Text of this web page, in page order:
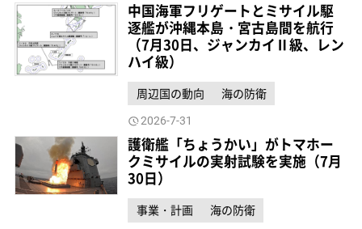
中国海軍フリゲートとミサイル駆
逐艦が沖縄本島・宮古島間を航行
（7月30日、ジャンカイⅡ級、レン
ハイ級）
周辺国の動向 海の防衛
2026-7-31
護衛艦「ちょうかい」がトマホー
クミサイルの実射試験を実施（7月
30日）
事業・計画 海の防衛